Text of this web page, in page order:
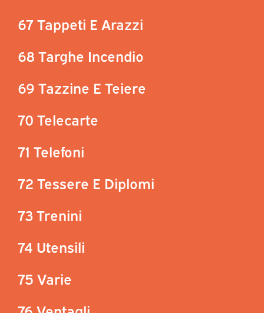
67 Tappeti E Arazzi
68 Targhe Incendio
69 Tazzine E Teiere
70 Telecarte
71 Telefoni
72 Tessere E Diplomi
73 Trenini
74 Utensili
75 Varie